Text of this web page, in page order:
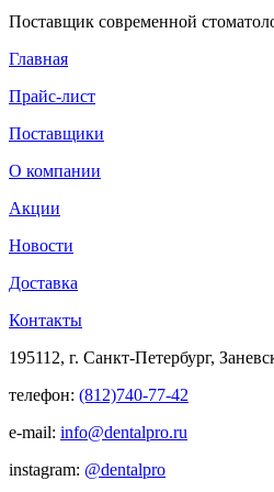
Поставщик современной
Главная
Прайс-лист
Поставщики
О компании
Акции
Новости
Доставка
Контакты
195112, г. Санкт-Петербург,
телефон: (812)740-77-42
e-mail: info@dentalpro.ru
instagram: @dentalpro